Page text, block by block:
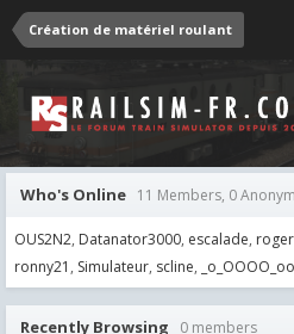
Création de matériel roulant
Who's Online 11 Members, 0
OUS2N2 Datanator3000 escalade
ronny21 Simulateur scline
Recently Browsing 0 members